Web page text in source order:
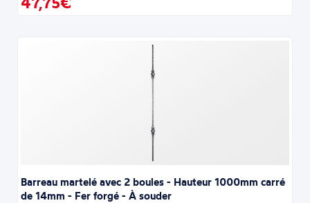
Barreau martelé avec 2 boules - Hauteur 1000mm carré
de 14mm - Fer forgé - À souder